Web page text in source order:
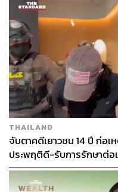
THAILAND
จับตาคดีเยาวชน 14 ปี ก่อ
ประพฤติดี-รับการรักษาต่อ